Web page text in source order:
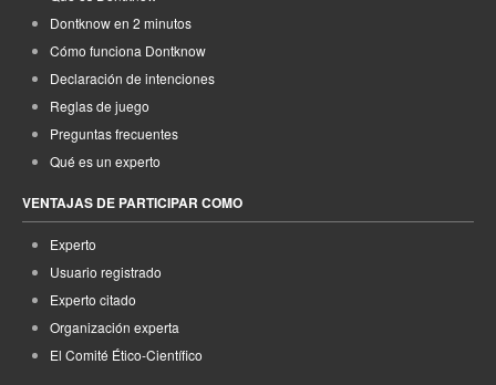
Dontknow en 2 minutos
Cómo funciona Dontknow
Declaración de intenciones
Reglas de juego
Preguntas frecuentes
Qué es un experto
VENTAJAS DE PARTICIPAR COMO
Experto
Usuario registrado
Experto citado
Organización experta
El Comité Ético-Científico